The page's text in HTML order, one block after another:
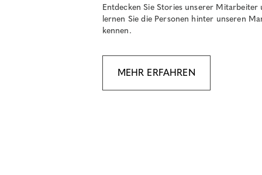
Entdecken Sie Stories unserer Mitarbeiter
lernen Sie die Personen hinter unseren
kennen.
MEHR ERFAHREN